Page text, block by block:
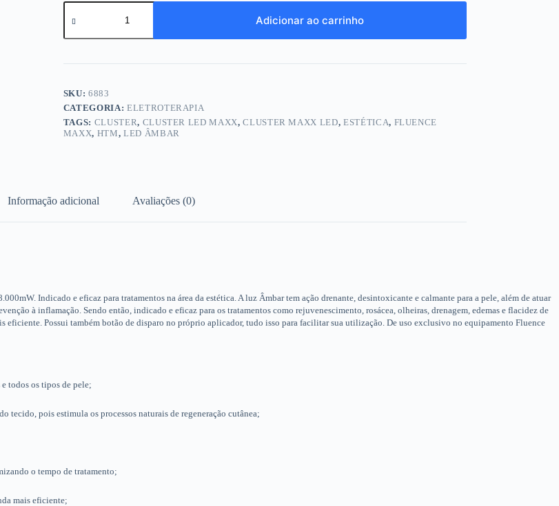
Cluster
Maxx
Âmbar
Fluence
-
Htm
quantidade
Adicionar ao carrinho
SKU:6883
CATEGORIA: ELETROTERAPIA
TAGS: CLUSTER, CLUSTER LED MAXX,CLUSTER MAXX LED,ESTÉTICA, FLUENCE
MAXX, HTM, LED ÂMBAR
Informação adicional Avaliações (0)
Indicado e eficaz para tratamentos na área da estética. A luz Âmbar tem ação drenante, desintoxicante e calmante para a pele, além de atuar
à inflamação. Sendo então, indicado e eficaz para os tratamentos como rejuvenescimento, rosácea, olheiras, drenagem, edemas e flacidez de
eficiente. Possui também botão de disparo no próprio aplicador, tudo isso para facilitar sua utilização. De uso exclusivo no equipamento Fluence
todos os tipos de pele;
tecido, pois estimula os processos naturais de regeneração cutânea;
o tempo de tratamento;
mais eficiente;